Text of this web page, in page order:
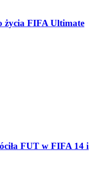
życia FIFA Ultimate
FUT w FIFA 14 i